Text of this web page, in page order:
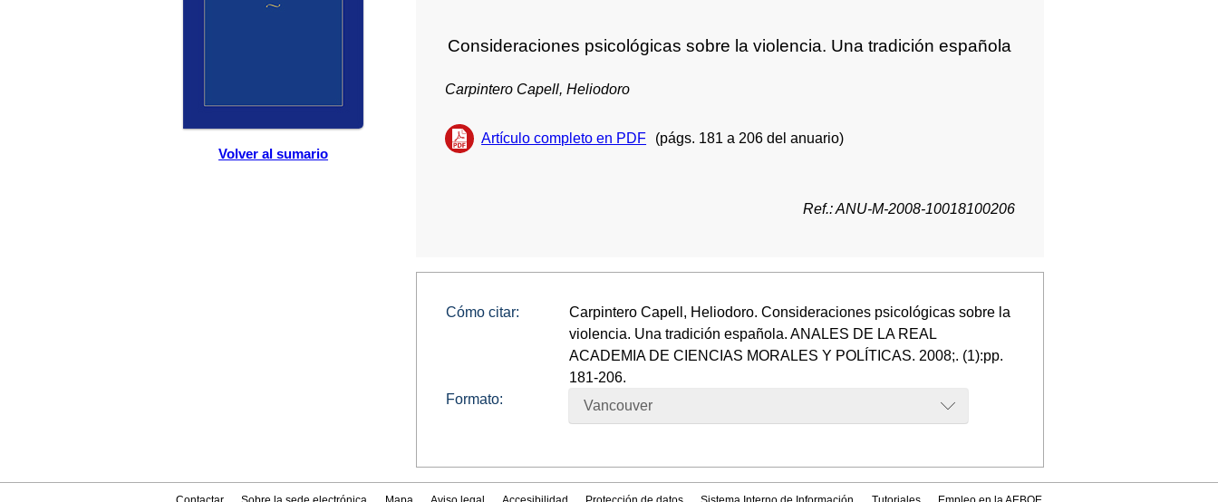
Volver al sumario
Consideraciones psicológicas sobre la violencia. Una tradición española
Carpintero Capell, Heliodoro
Artículo completo en PDF (págs. 181 a 206 del anuario)
Ref.: ANU-M-2008-10018100206
Cómo citar:
Carpintero Capell, Heliodoro. Consideraciones psicológicas sobre la
violencia. Una tradición española. ANALES DE LA REAL
ACADEMIA DE CIENCIAS MORALES Y POLÍTICAS. 2008;. (1):pp.
181-206.
Formato:
Vancouver